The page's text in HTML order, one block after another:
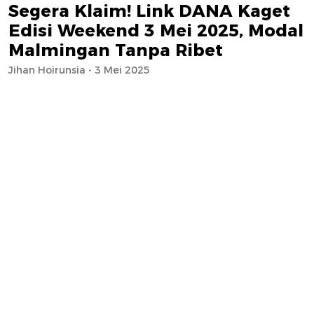
Segera Klaim! Link DANA Kaget
Edisi Weekend 3 Mei 2025, Modal
Malmingan Tanpa Ribet
Jihan Hoirunsia - 3 Mei 2025